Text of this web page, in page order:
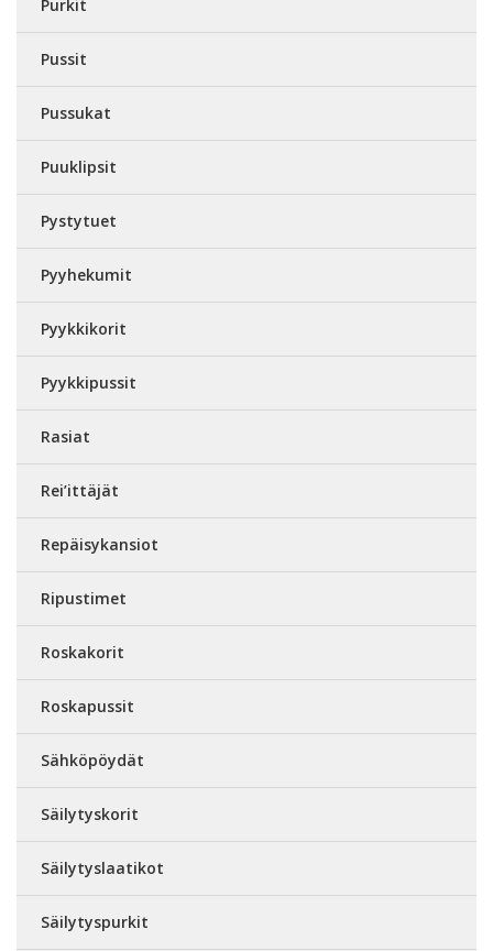
Purkit
Pussit
Pussukat
Puuklipsit
Pystytuet
Pyyhekumit
Pyykkikorit
Pyykkipussit
Rasiat
Rei’ittäjät
Repäisykansiot
Ripustimet
Roskakorit
Roskapussit
Sähköpöydät
Säilytyskorit
Säilytyslaatikot
Säilytyspurkit